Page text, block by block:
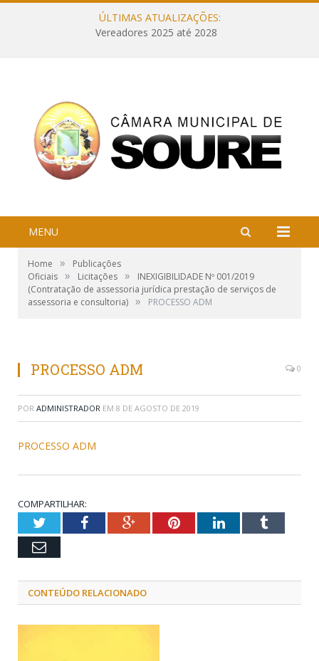
ÚLTIMAS ATUALIZAÇÕES:
Vereadores 2025 até 2028
MENU
Home »
Publicações
Oficiais » Licitações »
INEXIGIBILIDADE Nº 001/2019
(Contratação de assessoria jurídica prestação de serviços de
assessoria e consultoria) » PROCESSO ADM
PROCESSO ADM 0
POR ADMINISTRADOR EM 8 DE AGOSTO DE 2019
PROCESSO ADM
COMPARTILHAR:
TwitterFacebookGoogle+PinterestLinkedInTumblr
Email
CONTEÚDO RELACIONADO